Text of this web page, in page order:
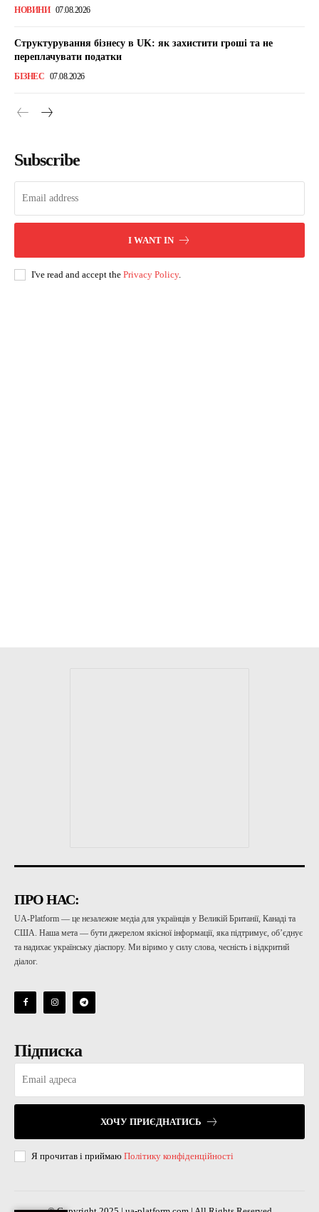
НОВИНИ 07.08.2026
Структурування бізнесу в UK: як захистити гроші та не
переплачувати податки
БІЗНЕС 07.08.2026
Subscribe
I WANT IN
I've read and accept the Privacy Policy.
ПРО НАС:
UA-Platform — це незалежне медіа для українців у Великій Британії, Канаді та
США. Наша мета — бути джерелом якісної інформації, яка підтримує, об’єднує
та надихає українську діаспору. Ми віримо у силу слова, чесність і відкритий
діалог.
Підписка
ХОЧУ ПРИЄДНАТИСЬ
Я прочитав і приймаю Політику конфіденційності